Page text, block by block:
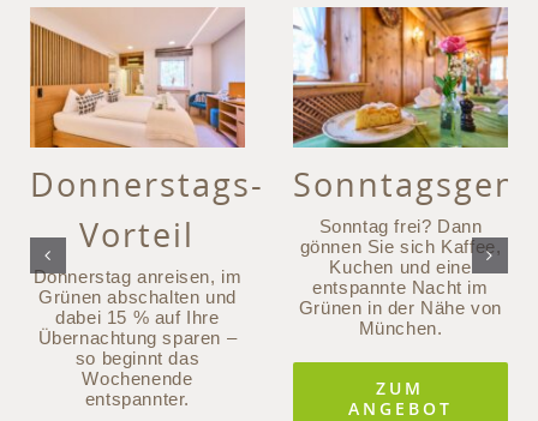
Donnerstags-
Vorteil
Donnerstag anreisen, im
Grünen abschalten und
dabei 15 % auf Ihre
Übernachtung sparen –
so beginnt das
Wochenende
entspannter.
Sonntag frei? Dann
gönnen Sie sich Kaffee,
Kuchen und eine
entspannte Nacht im
Grünen in der Nähe von
München.
ZUM
ANGEBOT